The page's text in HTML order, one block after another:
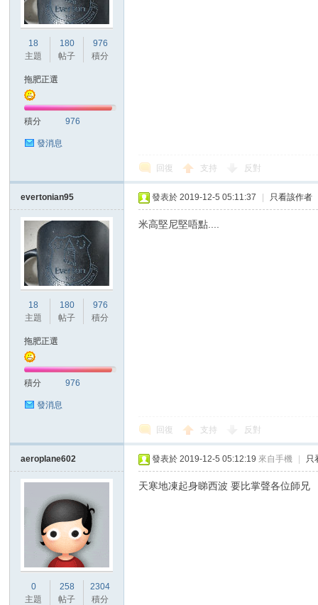
18
主題
180
帖子
976
積分
拖肥正選
積分 976
發消息
回復 支持 反對
evertonian95
18
主題
180
帖子
976
積分
拖肥正選
積分 976
發消息
發表於 2019-12-5 05:11:37 只看該作者
米高堅尼堅唔點....
回復 支持 反對
aeroplane602
0
主題
258
帖子
2304
積分
發表於 2019-12-5 05:12:19 來自手機 只
天寒地凍起身睇西波 要比掌聲各位師兄